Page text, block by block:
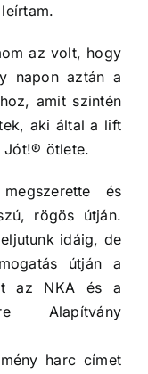
az volt, hogy
napon aztán a
amit szintén
aki által a lift
Jót!® ötlete.
és
rögös útján.
idáig, de
útján a
az NKA és a
Alapítvány
harc címet